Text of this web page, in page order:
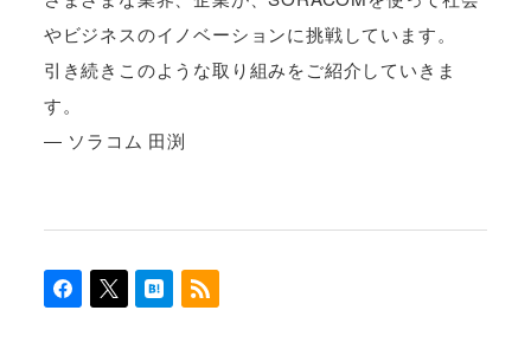
やビジネスのイノベーションに挑戦しています。
引き続きこのような取り組みをご紹介していきま
す。
― ソラコム 田渕